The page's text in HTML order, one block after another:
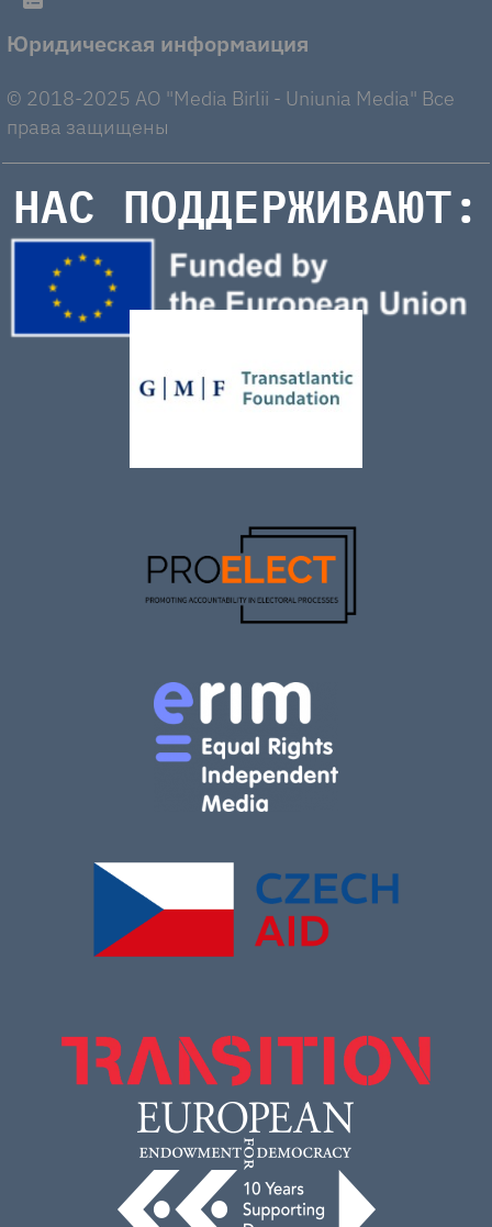
Юридическая информаиция
© 2018-2025 AO "Media Birlii - Uniunia Media" Все
права защищены
НАС ПОДДЕРЖИВАЮТ: